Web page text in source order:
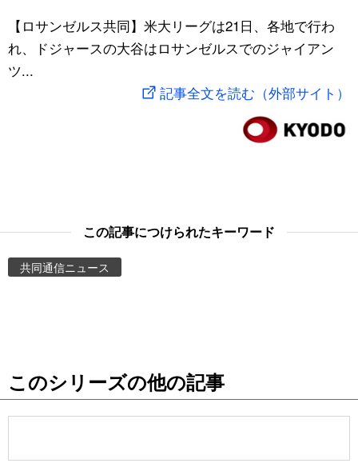
文化
動画/Live
People
スポーツ・東京2020
【ロサンゼルス共同】米大リーグは21日、各地で行わ
れ、ドジャースの大谷はロサンゼルスでのジャイアン
ツ...
記事全文を読む（外部サイト）
この記事につけられたキーワード
共同通信ニュース
このシリーズの他の記事